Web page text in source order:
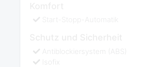
Antiblockiersystem (ABS)
Isofix